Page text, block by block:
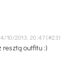
10/2013, 20:47
resztą outfitu :)